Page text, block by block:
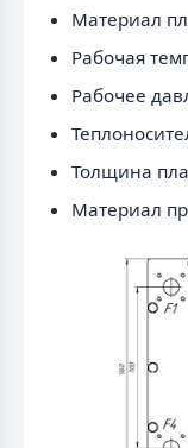
Материал
Рабочая
Рабочее
Толщина
Материал